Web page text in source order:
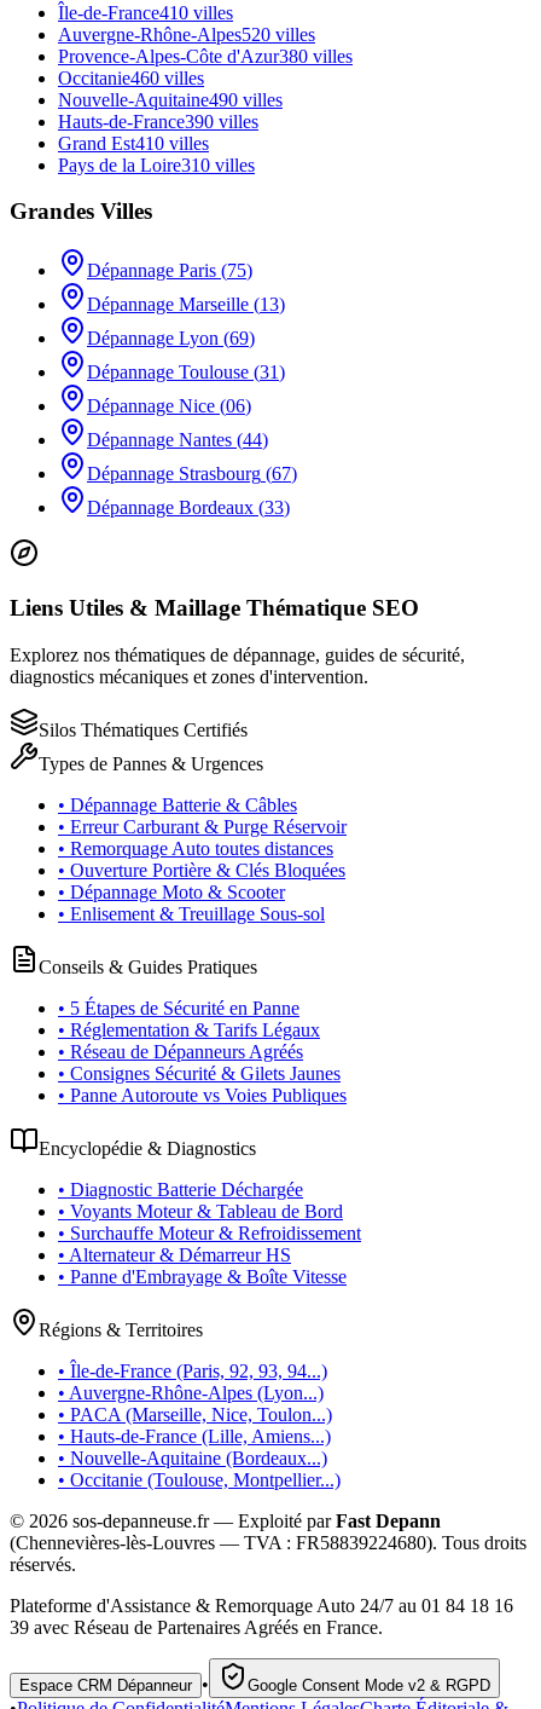
Île-de-France410 villes
Auvergne-Rhône-Alpes520 villes
Provence-Alpes-Côte d'Azur380 villes
Occitanie460 villes
Nouvelle-Aquitaine490 villes
Hauts-de-France390 villes
Grand Est410 villes
Pays de la Loire310 villes
Grandes Villes
Dépannage Paris (75)
Dépannage Marseille (13)
Dépannage Lyon (69)
Dépannage Toulouse (31)
Dépannage Nice (06)
Dépannage Nantes (44)
Dépannage Strasbourg (67)
Dépannage Bordeaux (33)
Liens Utiles & Maillage Thématique SEO
Explorez nos thématiques de dépannage, guides de sécurité,
diagnostics mécaniques et zones d'intervention.
Silos Thématiques Certifiés
Types de Pannes & Urgences
• Dépannage Batterie & Câbles
• Erreur Carburant & Purge Réservoir
• Remorquage Auto toutes distances
• Ouverture Portière & Clés Bloquées
• Dépannage Moto & Scooter
• Enlisement & Treuillage Sous-sol
Conseils & Guides Pratiques
• 5 Étapes de Sécurité en Panne
• Réglementation & Tarifs Légaux
• Réseau de Dépanneurs Agréés
• Consignes Sécurité & Gilets Jaunes
• Panne Autoroute vs Voies Publiques
Encyclopédie & Diagnostics
• Diagnostic Batterie Déchargée
• Voyants Moteur & Tableau de Bord
• Surchauffe Moteur & Refroidissement
• Alternateur & Démarreur HS
• Panne d'Embrayage & Boîte Vitesse
Régions & Territoires
• Île-de-France (Paris, 92, 93, 94...)
• Auvergne-Rhône-Alpes (Lyon...)
• PACA (Marseille, Nice, Toulon...)
• Hauts-de-France (Lille, Amiens...)
• Nouvelle-Aquitaine (Bordeaux...)
• Occitanie (Toulouse, Montpellier...)
© 2026 sos-depanneuse.fr — Exploité parFast Depann
(Chennevières-lès-Louvres — TVA : FR58839224680). Tous droits
réservés.
Plateforme d'Assistance & Remorquage Auto 24/7 au 01 84 18 16
39 avec Réseau de Partenaires Agréés en France.
Espace CRM Dépanneur • Google Consent Mode v2 & RGPD